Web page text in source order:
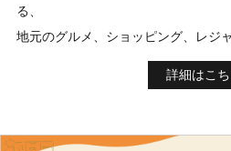
る、
地元のグルメ、ショッピング、レジ
詳細はこち